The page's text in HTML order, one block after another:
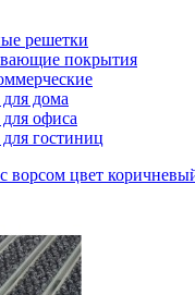
решетки
покрытия
для дома
для офиса
гостиниц
ворсом цвет